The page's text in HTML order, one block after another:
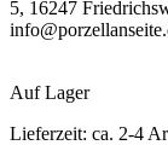
5, 16247
Auf Lager
Lieferzeit: ca. 2-4